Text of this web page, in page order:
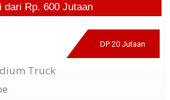
dari Rp. 600 Jutaan
DP 20 Jutaan
Truck